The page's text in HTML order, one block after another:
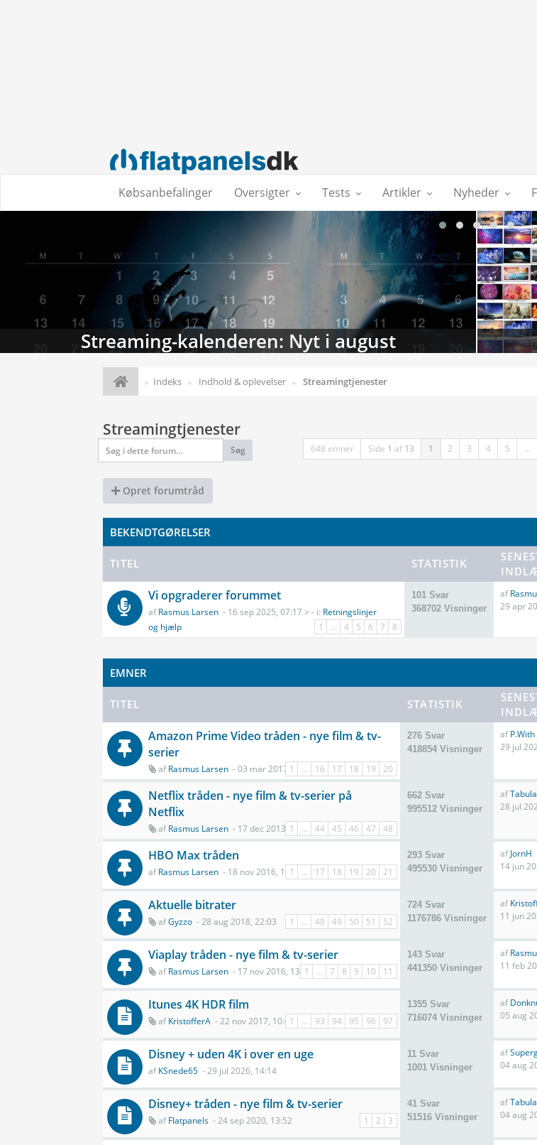
Købsanbefalinger Oversigter Tests Artikler Nyheder
Streaming-kalenderen: Nyt i august
Indeks Indhold & oplevelser Streamingtjenester
Streamingtjenester
Søg 648 emner Side 1 af 13 1 2 3 4 5 …
Opret forumtråd
BEKENDTGØRELSER
TITEL STATISTIK
Vi opgraderer forummet
afRasmus Larsen - 16 sep 2025, 07:17 > - i: Retningslinjer
og hjælp
1 … 4 5 6 7 8
101 Svar
368702 Visninger
af
29 apr
EMNER
TITEL STATISTIK
Amazon Prime Video tråden - nye film & tv-
serier
afRasmus Larsen - 03 mar 2017, 06:41
1 … 16 17 18 19 20
276 Svar
418854 Visninger
afP.With
29 jul
Netflix tråden - nye film & tv-serier på
Netflix
afRasmus Larsen - 17 dec 2013, 08:04
1 … 44 45 46 47 48
662 Svar
995512 Visninger
af
28 jul
HBO Max tråden
afRasmus Larsen - 18 nov 2016, 10:34
1 … 17 18 19 20 21
293 Svar
495530 Visninger
afJornH
14 jun
Aktuelle bitrater
afGyzzo - 28 aug 2018, 22:03 1 … 48 49 50 51 52
724 Svar
1176786 Visninger
af
11 jun
Viaplay tråden - nye film & tv-serier
afRasmus Larsen - 17 nov 2016, 13:441 … 7 8 9 10 11
143 Svar
441350 Visninger
af
11 feb
Itunes 4K HDR film
afKristofferA - 22 nov 2017, 10:411 … 93 94 95 96 97
1355 Svar
716074 Visninger
af
05 aug
Disney + uden 4K i over en uge
afKSnede65 - 29 jul 2026, 14:14
11 Svar
1001 Visninger
af
04 aug
Disney+ tråden - nye film & tv-serier
afFlatpanels - 24 sep 2020, 13:52 1 2 3
41 Svar
51516 Visninger
af
04 aug